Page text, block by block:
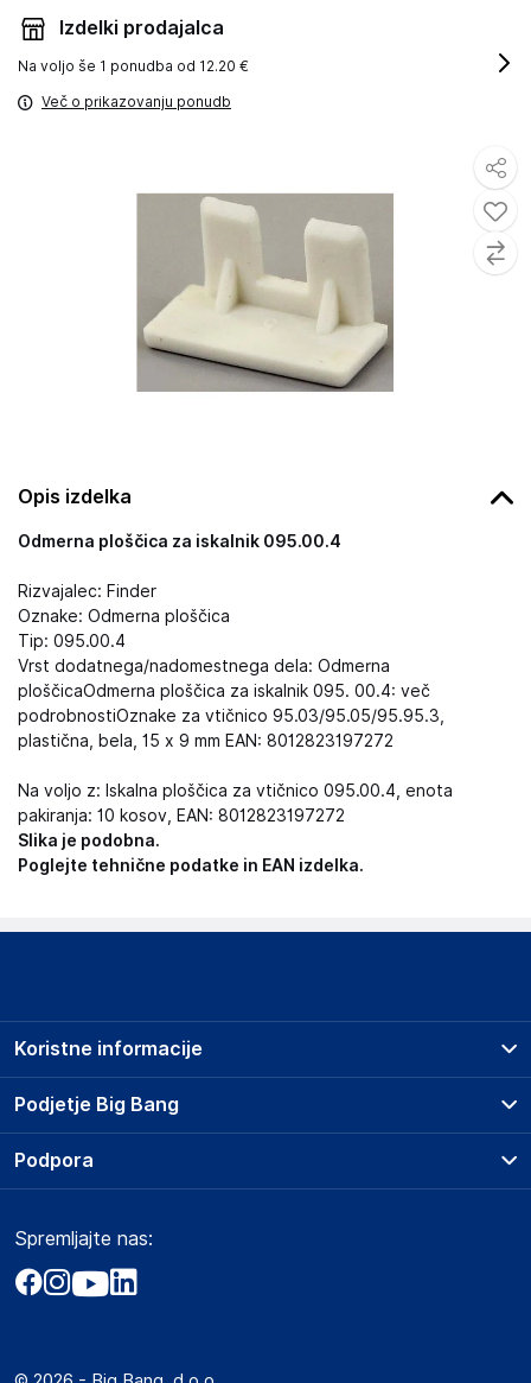
Opis izdelka
Odmerna ploščica za iskalnik 095.00.4
Rizvajalec: Finder
Oznake: Odmerna ploščica
Tip: 095.00.4
Vrst dodatnega/nadomestnega dela: Odmerna
ploščicaOdmerna ploščica za iskalnik 095. 00.4: več
podrobnostiOznake za vtičnico 95.03/95.05/95.95.3,
plastična, bela, 15 x 9 mm EAN: 8012823197272
Na voljo z: Iskalna ploščica za vtičnico 095.00.4, enota
pakiranja: 10 kosov, EAN: 8012823197272
Slika je podobna.
Poglejte tehnične podatke in EAN izdelka.
Izdelki prodajalca
Na voljo še 1 ponudba od 12.20 €
Več o prikazovanju ponudb
Podjetje Big Bang
O podjetju
Obvestila za javnost
Akt o digitalnih storitvah
Koristne informacije
Prodajna mesta
Storitve
Dostava, vnos in odvoz
Zavarovanje izdelkov
Podpora
Marketplace
Kako oddati naročilo?
Spremljajte nas: